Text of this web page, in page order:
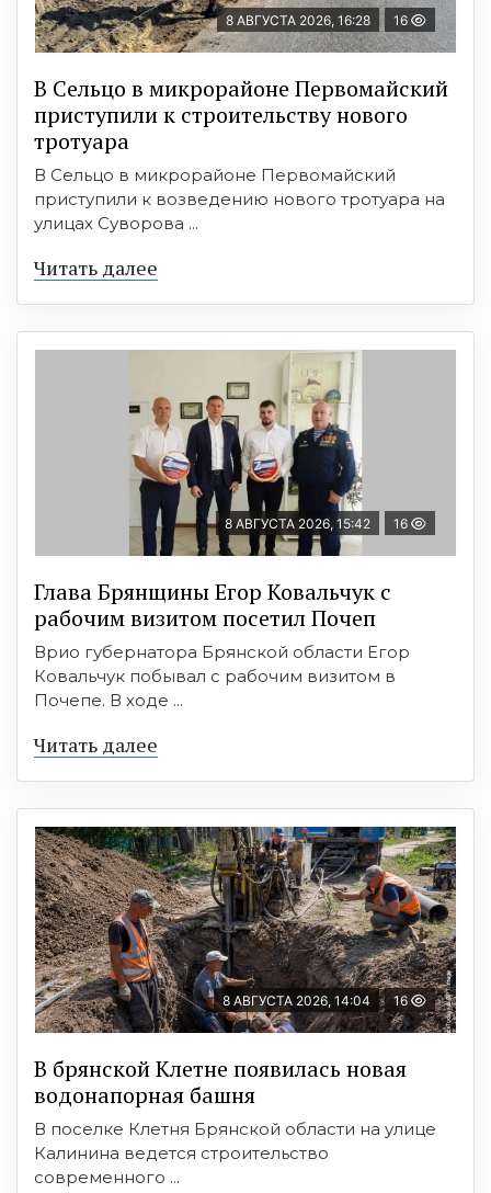
8 АВГУСТА 2026, 16:28 16
В Сельцо в микрорайоне Первомайский
приступили к строительству нового
тротуара
В Сельцо в микрорайоне Первомайский
приступили к возведению нового тротуара на
улицах Суворова ...
Читать далее
8 АВГУСТА 2026, 15:42 16
Глава Брянщины Егор Ковальчук с
рабочим визитом посетил Почеп
Врио губернатора Брянской области Егор
Ковальчук побывал с рабочим визитом в
Почепе. В ходе ...
Читать далее
8 АВГУСТА 2026, 14:04 16
В брянской Клетне появилась новая
водонапорная башня
В поселке Клетня Брянской области на улице
Калинина ведется строительство
современного ...